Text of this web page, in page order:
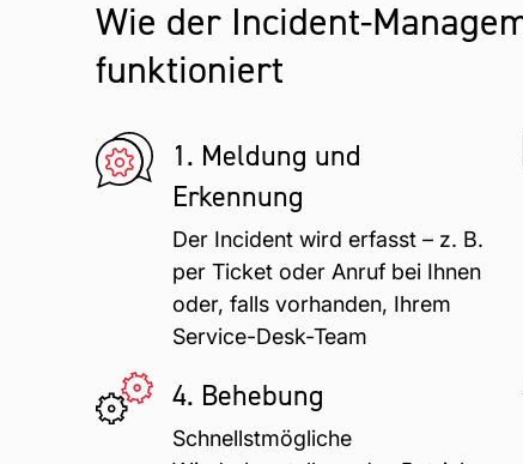
Wie der Incident-
funktioniert
1. Meldung und
Erkennung
Der Incident wird erfasst – z. B.
per Ticket oder Anruf bei Ihnen
oder, falls vorhanden, Ihrem
Service-Desk-Team
4. Behebung
Schnellstmögliche